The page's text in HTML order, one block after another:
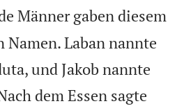
Männer gaben diesem
Namen. Laban nannte
und Jakob nannte
dem Essen sagte